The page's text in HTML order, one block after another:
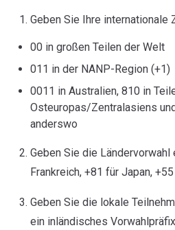
Geben Sie Ihre internationale
00 in großen Teilen der Welt
011 in der NANP-Region (+1)
0011 in Australien, 810 in
Osteuropas/Zentralasiens
anderswo
Geben Sie die Ländervorwahl
Frankreich, +81 für Japan,
Geben Sie die lokale
ein inländisches